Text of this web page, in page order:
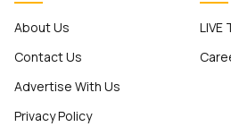
About Us
Contact Us
Advertise With Us
Privacy Policy
LIVE